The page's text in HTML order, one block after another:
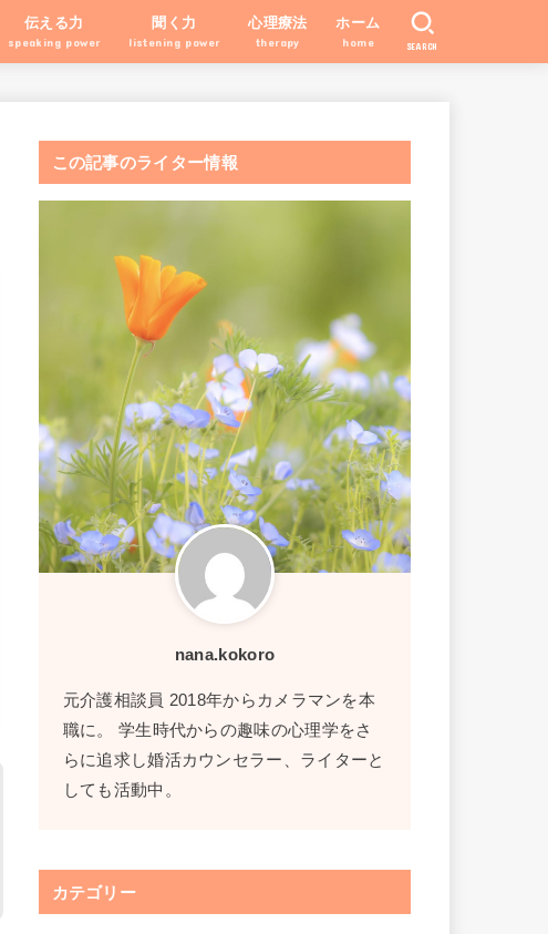
伝える力
speaking power
聞く力
listening power
心理療法
therapy
ホーム
home SEARCH
この記事のライター情報
nana.kokoro
元介護相談員 2018年からカメラマンを本
職に。 学生時代からの趣味の心理学をさ
らに追求し婚活カウンセラー、ライターと
しても活動中。
カテゴリー